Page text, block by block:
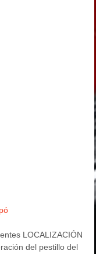
LOCALIZACIÓN
del pestillo del